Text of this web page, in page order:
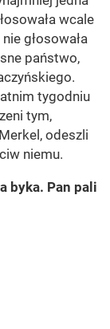
wcale
głosowała
państwo,
tygodniu
tym,
odeszli
niemu.
byka. Pan pali